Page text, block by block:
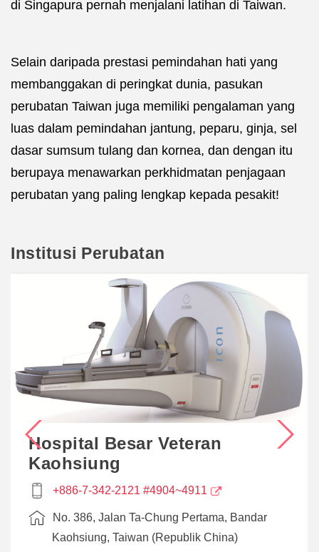
di Singapura pernah menjalani latihan di Taiwan.
Selain daripada prestasi pemindahan hati yang
membanggakan di peringkat dunia, pasukan
perubatan Taiwan juga memiliki pengalaman yang
luas dalam pemindahan jantung, peparu, ginja, sel
dasar sumsum tulang dan kornea, dan dengan itu
berupaya menawarkan perkhidmatan penjagaan
perubatan yang paling lengkap kepada pesakit!
Institusi Perubatan
Hospital Besar Veteran
Kaohsiung
+886-7-342-2121 #4904~4911
No. 386, Jalan Ta-Chung Pertama, Bandar
Kaohsiung, Taiwan (Republik China)